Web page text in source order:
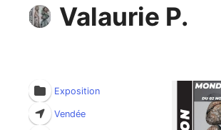
Valaurie P.
Exposition
Vendée